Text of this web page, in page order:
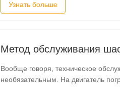
Узнать больше
Метод обслуживания
Вообще говоря, техническое
необязательным. На двигатель